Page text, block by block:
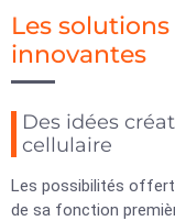
Les
innovantes
Des idées
cellulaire
Les possibilités
de sa fonction